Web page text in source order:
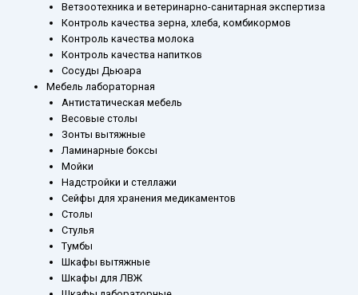
Ветзоотехника и ветеринарно-санитарная экспертиза
Контроль качества зерна, хлеба, комбикормов
Контроль качества молока
Контроль качества напитков
Сосуды Дьюара
Мебель лабораторная
Антистатическая мебель
Весовые столы
Зонты вытяжные
Ламинарные боксы
Мойки
Надстройки и стеллажи
Сейфы для хранения медикаментов
Столы
Стулья
Тумбы
Шкафы вытяжные
Шкафы для ЛВЖ